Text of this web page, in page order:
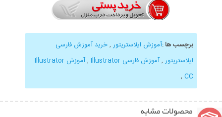
برچسب ها:آموزش ایلاستریتور ,خرید آموزش فارسی
ایلاستریتور ,آموزش فارسی Illustrator ,
آموزش Illustrator
CC
,
محصولات مشابه